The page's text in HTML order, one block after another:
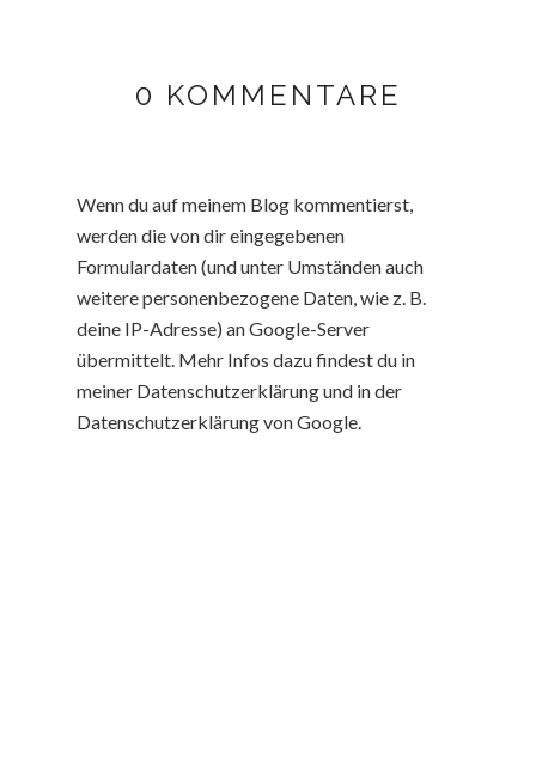
0 KOMMENTARE
Wenn du auf meinem Blog kommentierst,
werden die von dir eingegebenen
Formulardaten (und unter Umständen auch
weitere personenbezogene Daten, wie z. B.
deine IP-Adresse) an Google-Server
übermittelt. Mehr Infos dazu findest du in
meiner Datenschutzerklärung und in der
Datenschutzerklärung von Google.